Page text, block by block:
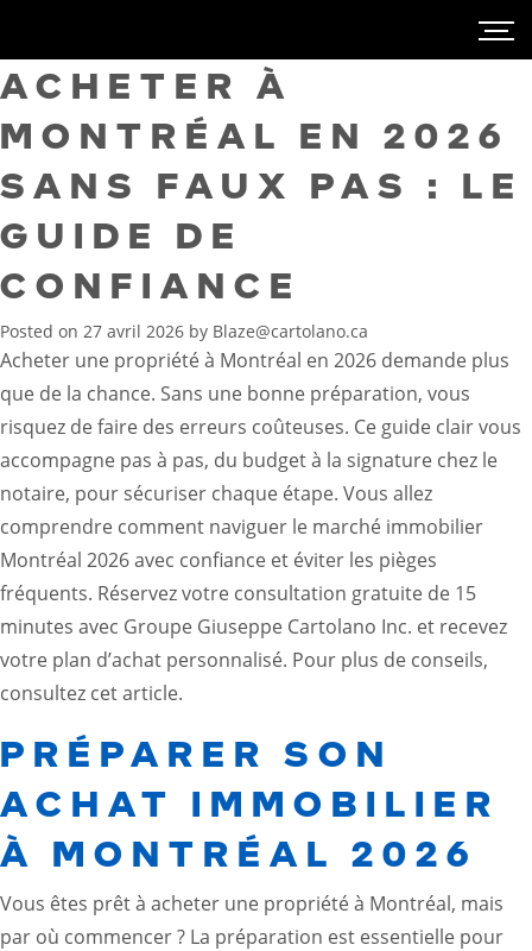
ACHETER À
MONTRÉAL EN 2026
SANS FAUX PAS : LE
GUIDE DE
CONFIANCE
Posted on 27 avril 2026 by Blaze@cartolano.ca
Acheter une propriété à Montréal en 2026 demande plus
que de la chance. Sans une bonne préparation, vous
risquez de faire des erreurs coûteuses. Ce guide clair vous
accompagne pas à pas, du budget à la signature chez le
notaire, pour sécuriser chaque étape. Vous allez
comprendre comment naviguer le marché immobilier
Montréal 2026 avec confiance et éviter les pièges
fréquents. Réservez votre consultation gratuite de 15
minutes avec Groupe Giuseppe Cartolano Inc. et recevez
votre plan d’achat personnalisé. Pour plus de conseils,
consultez cetarticle.
PRÉPARER SON
ACHAT IMMOBILIER
À MONTRÉAL 2026
Vous êtes prêt à acheter une propriété à Montréal, mais
par où commencer ? La préparation est essentielle pour